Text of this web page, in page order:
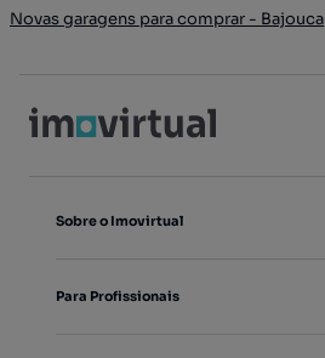
Novas garagens para comprar - Bajouca
Sobre o Imovirtual
Para Profissionais